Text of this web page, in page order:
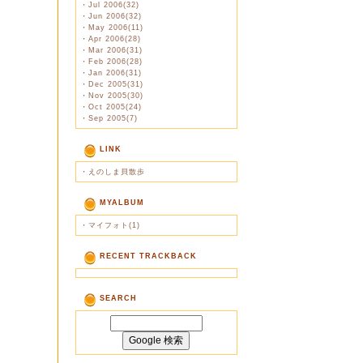
・ Jul 2006(32)
・ Jun 2006(32)
・ May 2006(11)
・ Apr 2006(28)
・ Mar 2006(31)
・ Feb 2006(28)
・ Jan 2006(31)
・ Dec 2005(31)
・ Nov 2005(30)
・ Oct 2005(24)
・ Sep 2005(7)
LINK
・ えのしま貝散歩
MYALBUM
・ マイフォト(1)
RECENT TRACKBACK
SEARCH